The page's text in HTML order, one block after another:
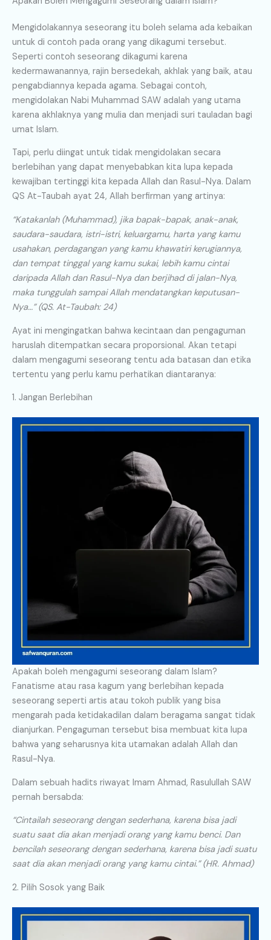
Mengidolakannya seseorang itu boleh selama ada kebaikan
untuk di contoh pada orang yang dikagumi tersebut.
Seperti contoh seseorang dikagumi karena
kedermawanannya, rajin bersedekah, akhlak yang baik, atau
pengabdiannya kepada agama. Sebagai contoh,
mengidolakan Nabi Muhammad SAW adalah yang utama
karena akhlaknya yang mulia dan menjadi suri tauladan bagi
umat Islam.
Tapi, perlu diingat untuk tidak mengidolakan secara
berlebihan yang dapat menyebabkan kita lupa kepada
kewajiban tertinggi kita kepada Allah dan Rasul-Nya. Dalam
QS At-Taubah ayat 24, Allah berfirman yang artinya:
“Katakanlah (Muhammad), jika bapak-bapak, anak-anak,
saudara-saudara, istri-istri, keluargamu, harta yang kamu
usahakan, perdagangan yang kamu khawatiri kerugiannya,
dan tempat tinggal yang kamu sukai, lebih kamu cintai
daripada Allah dan Rasul-Nya dan berjihad di jalan-Nya,
maka tunggulah sampai Allah mendatangkan keputusan-
Nya…” (QS. At-Taubah: 24)
Ayat ini mengingatkan bahwa kecintaan dan pengaguman
haruslah ditempatkan secara proporsional. Akan tetapi
dalam mengagumi seseorang tentu ada batasan dan etika
tertentu yang perlu kamu perhatikan diantaranya:
1. Jangan Berlebihan
Apakah boleh mengagumi seseorang dalam Islam?
Fanatisme atau rasa kagum yang berlebihan kepada
seseorang seperti artis atau tokoh publik yang bisa
mengarah pada ketidakadilan dalam beragama sangat tidak
dianjurkan. Pengaguman tersebut bisa membuat kita lupa
bahwa yang seharusnya kita utamakan adalah Allah dan
Rasul-Nya.
Dalam sebuah hadits riwayat Imam Ahmad, Rasulullah SAW
pernah bersabda:
“Cintailah seseorang dengan sederhana, karena bisa jadi
suatu saat dia akan menjadi orang yang kamu benci. Dan
bencilah seseorang dengan sederhana, karena bisa jadi suatu
saat dia akan menjadi orang yang kamu cintai.” (HR. Ahmad)
2. Pilih Sosok yang Baik